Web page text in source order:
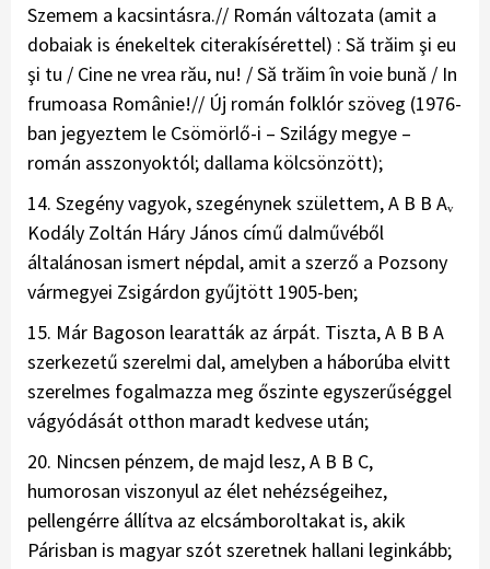
Szemem a kacsintásra.// Román változata (amit a
dobaiak is énekeltek citerakísérettel) : Să trăim şi eu
şi tu / Cine ne vrea rău, nu! / Să trăim în voie bună / In
frumoasa Românie!// Új román folklór szöveg (1976-
ban jegyeztem le Csömörlő-i – Szilágy megye –
román asszonyoktól; dallama kölcsönzött);
14. Szegény vagyok, szegénynek születtem, A B B Aᵥ
Kodály Zoltán Háry János című dalművéből
általánosan ismert népdal, amit a szerző a Pozsony
vármegyei Zsigárdon gyűjtött 1905-ben;
15. Már Bagoson learatták az árpát. Tiszta, A B B A
szerkezetű szerelmi dal, amelyben a háborúba elvitt
szerelmes fogalmazza meg őszinte egyszerűséggel
vágyódását otthon maradt kedvese után;
20. Nincsen pénzem, de majd lesz, A B B C,
humorosan viszonyul az élet nehézségeihez,
pellengérre állítva az elcsámboroltakat is, akik
Párisban is magyar szót szeretnek hallani leginkább;